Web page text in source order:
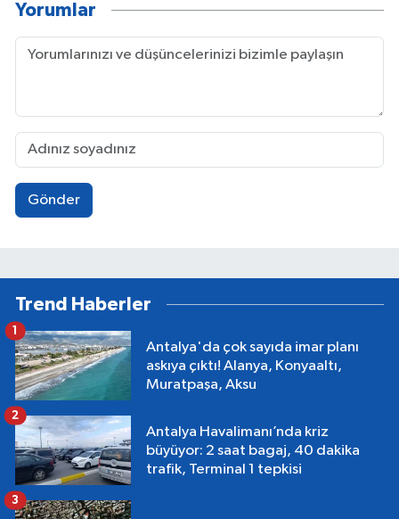
Yorumlar
Gönder
Trend Haberler
Antalya'da çok sayıda imar planı
askıya çıktı! Alanya, Konyaaltı,
Muratpaşa, Aksu
1
Antalya Havalimanı’nda kriz
büyüyor: 2 saat bagaj, 40 dakika
trafik, Terminal 1 tepkisi
2
3